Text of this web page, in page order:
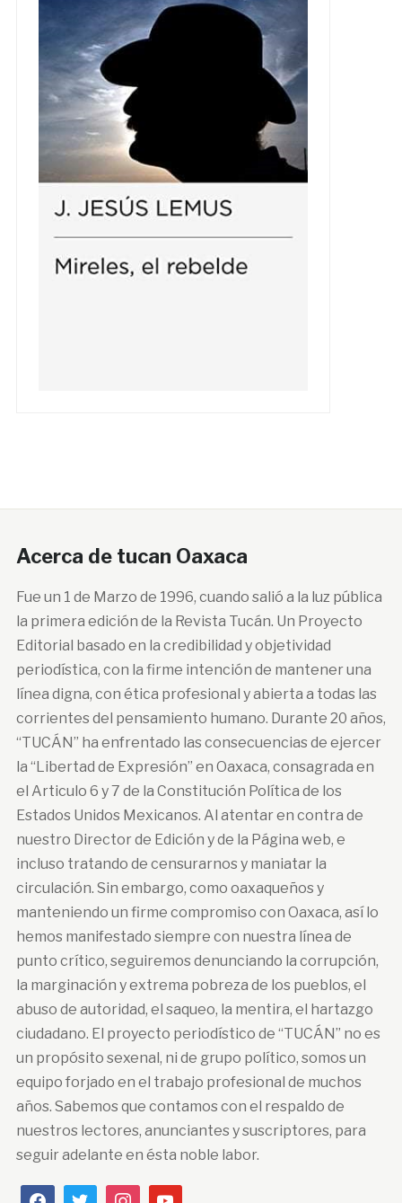
Acerca de tucan Oaxaca
Fue un 1 de Marzo de 1996, cuando salió a la luz pública
la primera edición de la Revista Tucán. Un Proyecto
Editorial basado en la credibilidad y objetividad
periodística, con la firme intención de mantener una
línea digna, con ética profesional y abierta a todas las
corrientes del pensamiento humano. Durante 20 años,
“TUCÁN” ha enfrentado las consecuencias de ejercer
la “Libertad de Expresión” en Oaxaca, consagrada en
el Articulo 6 y 7 de la Constitución Política de los
Estados Unidos Mexicanos. Al atentar en contra de
nuestro Director de Edición y de la Página web, e
incluso tratando de censurarnos y maniatar la
circulación. Sin embargo, como oaxaqueños y
manteniendo un firme compromiso con Oaxaca, así lo
hemos manifestado siempre con nuestra línea de
punto crítico, seguiremos denunciando la corrupción,
la marginación y extrema pobreza de los pueblos, el
abuso de autoridad, el saqueo, la mentira, el hartazgo
ciudadano. El proyecto periodístico de “TUCÁN” no es
un propósito sexenal, ni de grupo político, somos un
equipo forjado en el trabajo profesional de muchos
años. Sabemos que contamos con el respaldo de
nuestros lectores, anunciantes y suscriptores, para
seguir adelante en ésta noble labor.